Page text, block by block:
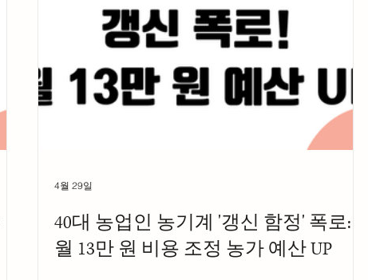
40대 농업인 농기계 '갱신 함정' 폭로:
월 13만 원 비용 조정 농가 예산 UP
4월 29일